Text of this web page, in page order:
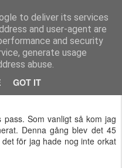
to deliver its services
and user-agent are
and security
generate usage
abuse.
GOT IT
Functional Fitness by Mattias - Träningsinspiration & träningsfilmer
Som vanligt så kom jag
Denna gång blev det 45
för jag hade nog inte orkat